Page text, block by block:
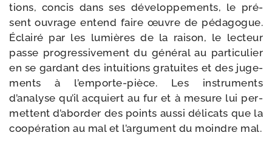
tions, concis dans ses déve­lop­pe­ments, le pré­
sent ouvrage entend faire œuvre de péda­gogue.
Éclairé par les lumières de la rai­son, le lec­teur
passe pro­gres­si­ve­ment du géné­ral au par­ti­cu­lier
en se gar­dant des intui­tions gra­tuites et des juge­
ments à l’emporte-pièce. Les ins­tru­ments
d’analyse qu’il acquiert au fur et à mesure lui per­
mettent d’aborder des points aus­si déli­cats que la
coopé­ra­tion au mal et l’argument du moindre mal.